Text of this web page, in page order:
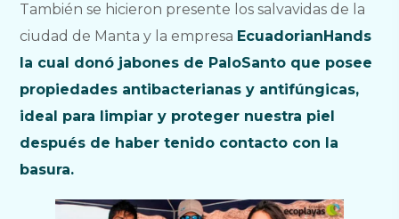
También se hicieron presente los salvavidas de la
ciudad de Manta y la empresa EcuadorianHands
la cual donó jabones de PaloSanto que posee
propiedades antibacterianas y antifúngicas,
ideal para limpiar y proteger nuestra piel
después de haber tenido contacto con la
basura.